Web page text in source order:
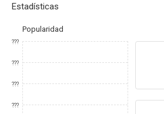
Estadísticas
Popularidad
???
???
???
???